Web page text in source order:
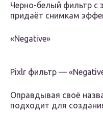
Черно-белый фильтр с
придаёт снимкам
«Negative»
Pixlr фильтр —
Оправдывая своё
подходит для